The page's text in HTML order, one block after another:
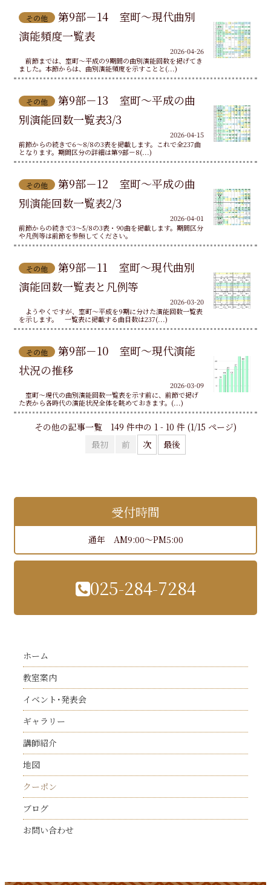
その他
第9部－14 室町～現代曲別
演能頻度一覧表
2026-04-26
前節までは、室町～平成の9期間の曲別演能回数を掲げてき
ました。本節からは、曲別演能頻度を示すことと(...)
その他
第9部－13 室町～平成の曲
別演能回数一覧表3/3
2026-04-15
前節からの続きで6～8/8の3表を掲載します。これで全237曲
となります。期間区分の詳細は第9部－8(...)
その他
第9部－12 室町～平成の曲
別演能回数一覧表2/3
2026-04-01
前節からの続きで3～5/8の3表・90曲を掲載します。期間区分
や凡例等は前節を参照してください。
その他
第9部－11 室町～現代曲別
演能回数一覧表と凡例等
2026-03-20
ようやくですが、室町～平成を9期に分けた演能回数一覧表
を示します。 一覧表に掲載する曲目数は237(...)
その他
第9部－10 室町～現代演能
状況の推移
2026-03-09
室町～現代の曲別演能回数一覧表を示す前に、前節で掲げ
た表から各時代の演能状況全体を眺めておきます。(...)
その他の記事一覧 149 件中の 1 - 10 件 (1/15 ページ)
最初
前 次 最後
受付時間
通年 AM9:00～PM5:00
025-284-7284
ホーム
教室案内
イベント･発表会
ギャラリー
講師紹介
地図
クーポン
ブログ
お問い合わせ